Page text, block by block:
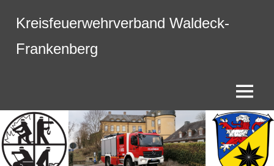
Inhalt
springen
Kreisfeuerwehrverband Waldeck-
Frankenberg
Menü